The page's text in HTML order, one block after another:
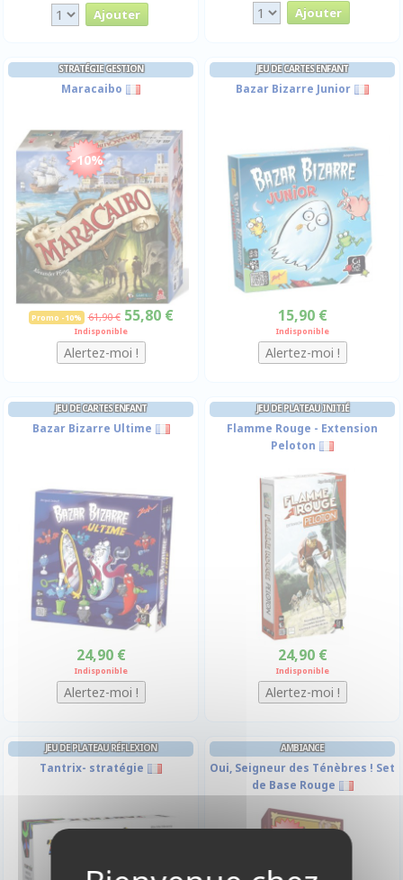
STRATÉGIE GESTION
Maracaibo
-10%
Promo -10% 61,90 € 55,80 €
Indisponible
JEU DE CARTES ENFANT
Bazar Bizarre Junior
15,90 €
Indisponible
JEU DE CARTES ENFANT
Bazar Bizarre Ultime
24,90 €
Indisponible
JEU DE PLATEAU INITIÉ
Flamme Rouge - Extension
Peloton
24,90 €
Indisponible
JEU DE PLATEAU RÉFLEXION
Tantrix- stratégie
AMBIANCE
Oui, Seigneur des Ténèbres ! Set
de Base Rouge